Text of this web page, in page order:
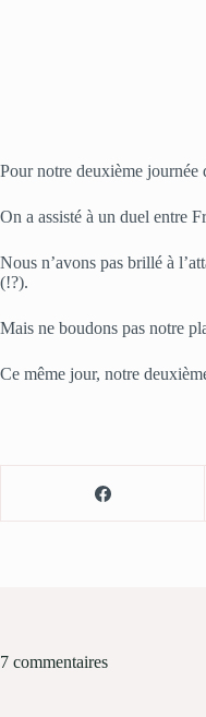
Pour notre deuxième journée
On a assisté à un duel entre
Nous n’avons pas brillé à
(!?).
Mais ne boudons pas notre
Ce même jour, notre
7 commentaires